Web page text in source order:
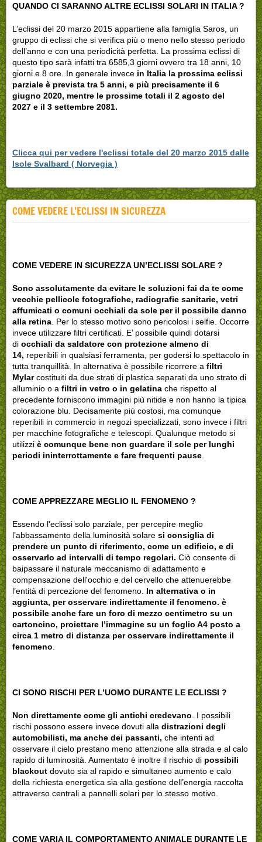
QUANDO CI SARANNO ALTRE ECLISSI SOLARI IN ITALIA ?
L’eclissi del 20 marzo 2015 appartiene alla famiglia Saros, un
gruppo di eclissi che si verifica più o meno nello stesso periodo
dell’anno e con una periodicità perfetta. La prossima eclissi di
questo tipo sarà infatti tra 6585,3 giorni ovvero tra 18 anni, 10
giorni e 8 ore. In generale invece in Italia la prossima eclissi
parziale è prevista tra 5 anni, e più precisamente il 6
giugno 2020, mentre le prossime totali il 2 agosto del
2027 e il 3 settembre 2081.
Clicca qui per vedere l'eclissi totale del 20 marzo 2015 dalle
Isole Svalbard ( Norvegia )
COME VEDERE L'ECLISSI IN SICUREZZA
COME VEDERE IN SICUREZZA UN’ECLISSI SOLARE ?
Sono assolutamente da evitare le soluzioni fai da te come
vecchie pellicole fotografiche, radiografie sanitarie, vetri
affumicati o comuni occhiali da sole per il possibile danno
alla retina . Per lo stesso motivo sono pericolosi i selfie. Occorre
invece utilizzare filtri certificati. E’ possibile quindi dotarsi
di occhiali da saldatore con protezione almeno di
14, reperibili in qualsiasi ferramenta, per godersi lo spettacolo in
tutta tranquillità. In alternativa è possibile ricorrere a filtri
Mylarcostituiti da due strati di plastica separati da uno strato di
alluminio o a filtri in vetro o in gelatina che rispetto al
precedente forniscono immagini più nitide e non hanno la tipica
colorazione blu. Decisamente più costosi, ma comunque
reperibili in commercio in negozi specializzati, sono invece i filtri
per macchine fotografiche e telescopi. Qualunque metodo si
utilizzi è comunque bene non guardare il sole per lunghi
periodi ininterrottamente e fare frequenti pause
COME APPREZZARE MEGLIO IL FENOMENO ?
Essendo l'eclissi solo parziale, per percepire meglio
l’abbassamento della luminosità solare si consiglia di
prendere un punto di riferimento, come un edificio, e di
osservarlo ad intervalli di tempo regolari. Ciò consente di
baipassare il naturale meccanismo di adattamento e
compensazione dell'occhio e del cervello che attenuerebbe
l’entità di percezione del fenomeno. In alternativa o in
aggiunta, per osservare indirettamente il fenomeno. è
possibile anche fare un foro di mezzo centimetro su un
cartoncino, proiettare l’immagine su un foglio A4 posto a
circa 1 metro di distanza per osservare indirettamente il
fenomeno
CI SONO RISCHI PER L’UOMO DURANTE LE ECLISSI ?
Non direttamente come gli antichi credevano . I possibili
rischi possono essere invece dovuti alla distrazioni degli
automobilisti, ma anche dei passanti, che intenti ad
osservare il cielo prestano meno attenzione alla strada e al calo
rapido di luminosità. Aumentato è inoltre il rischio di possibili
blackout dovuto sia al rapido e simultaneo aumento e calo
della richiesta energetica sia alla gestione dell’energia raccolta
attraverso centrali a pannelli solari per lo stesso motivo.
COME VARIA IL COMPORTAMENTO ANIMALE DURANTE LE